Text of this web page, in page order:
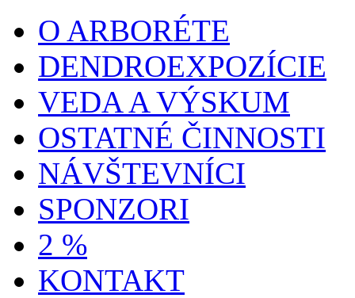
O ARBORÉTE
DENDROEXPOZÍCIE
VEDA A VÝSKUM
OSTATNÉ ČINNOSTI
NÁVŠTEVNÍCI
SPONZORI
2 %
KONTAKT